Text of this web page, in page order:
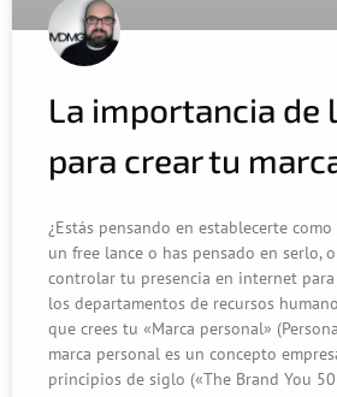
La importancia de
para crear tu
¿Estás pensando en establecerte como
un free lance o has pensado en serlo,
controlar tu presencia en internet
los departamentos de recursos
que crees tu «Marca personal»
marca personal es un concepto
principios de siglo («The Brand You